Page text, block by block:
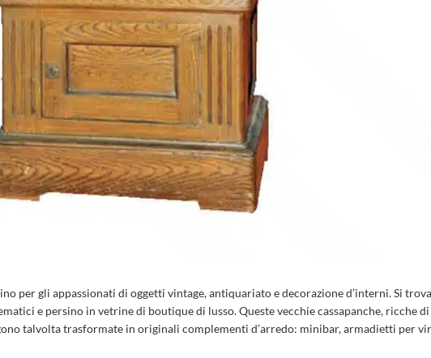
per gli appassionati di oggetti vintage, antiquariato e decorazione d’interni. Si
e persino in vetrine di boutique di lusso. Queste vecchie cassapanche, ricche
talvolta trasformate in originali complementi d’arredo: minibar, armadietti per